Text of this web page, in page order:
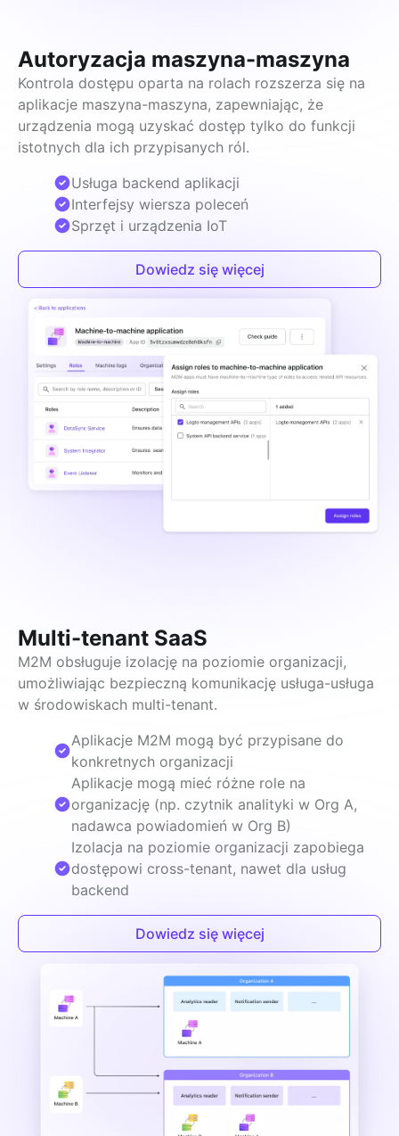
Autoryzacja maszyna-maszyna
Kontrola dostępu oparta na rolach rozszerza się na
aplikacje maszyna-maszyna, zapewniając, że
urządzenia mogą uzyskać dostęp tylko do funkcji
istotnych dla ich przypisanych ról.
Usługa backend aplikacji
Interfejsy wiersza poleceń
Sprzęt i urządzenia IoT
Dowiedz się więcej
Multi-tenant SaaS
M2M obsługuje izolację na poziomie organizacji,
umożliwiając bezpieczną komunikację usługa-usługa
w środowiskach multi-tenant.
Aplikacje M2M mogą być przypisane do
konkretnych organizacji
Aplikacje mogą mieć różne role na
organizację (np. czytnik analityki w Org A,
nadawca powiadomień w Org B)
Izolacja na poziomie organizacji zapobiega
dostępowi cross-tenant, nawet dla usług
backend
Dowiedz się więcej